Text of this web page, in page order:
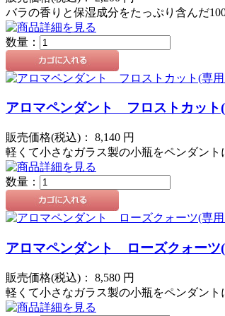
バラの香りと保湿成分をたっぷり含んだ
数量：
アロマペンダント フロストカット
販売価格(税込)： 8,140 円
軽くて小さなガラス製の小瓶をペンダン
数量：
アロマペンダント ローズクォーツ
販売価格(税込)： 8,580 円
軽くて小さなガラス製の小瓶をペンダン